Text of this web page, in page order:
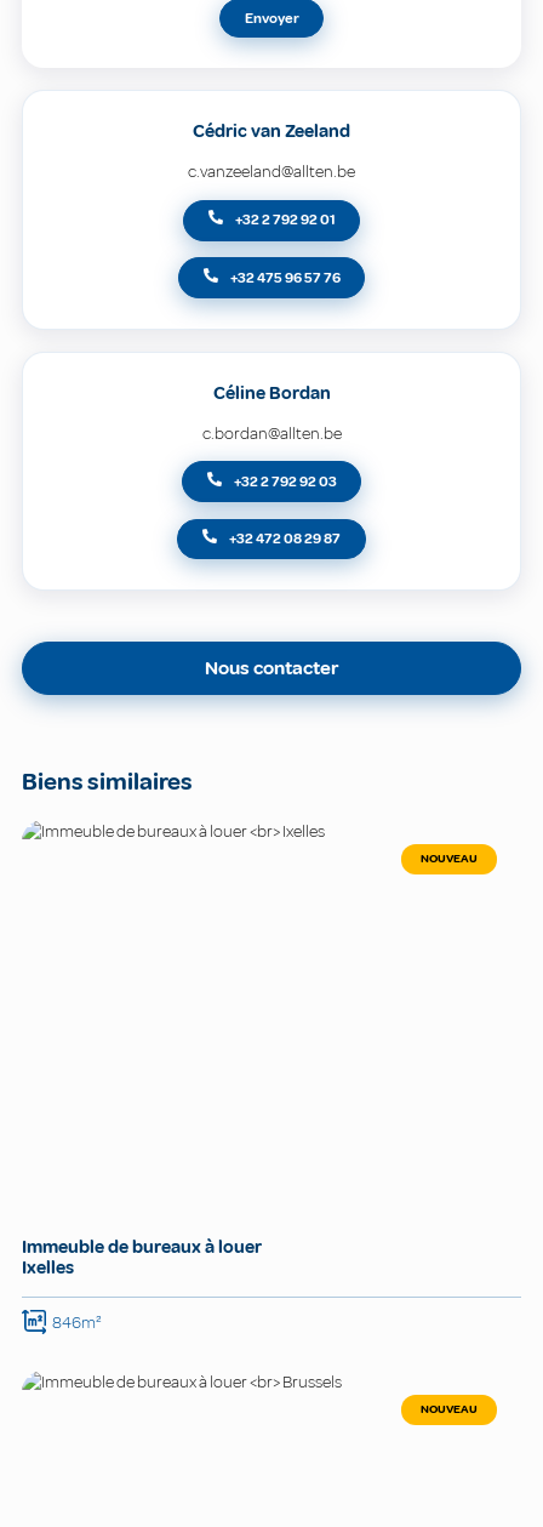
Envoyer
Cédric van Zeeland
c.vanzeeland@allten.be
+32 2 792 92 01
+32 475 96 57 76
Céline Bordan
c.bordan@allten.be
+32 2 792 92 03
+32 472 08 29 87
Nous contacter
Biens similaires
NOUVEAU
Immeuble de bureaux à louer
Ixelles
846m²
NOUVEAU